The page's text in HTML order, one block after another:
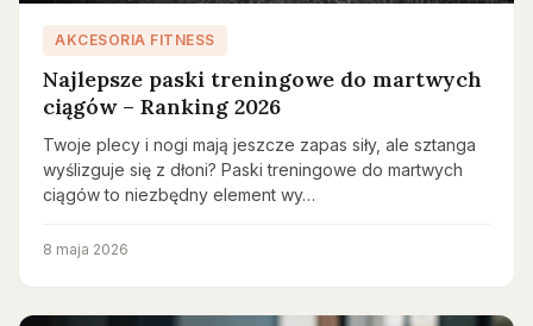
AKCESORIA FITNESS
Najlepsze paski treningowe do martwych
ciągów – Ranking 2026
Twoje plecy i nogi mają jeszcze zapas siły, ale sztanga
wyślizguje się z dłoni? Paski treningowe do martwych
ciągów to niezbędny element wy…
8 maja 2026